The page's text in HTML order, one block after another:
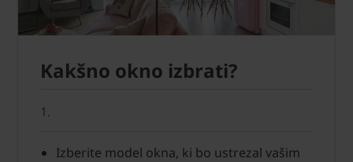
Kakšno okno izbrati?
1.
Izberite model okna, ki bo ustrezal vašim